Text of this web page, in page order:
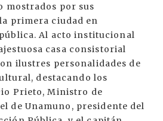
mostrados por sus
primera ciudad en
Al acto institucional
casa consistorial
ilustres personalidades de
destacando los
Prieto, Ministro de
de Unamuno, presidente del